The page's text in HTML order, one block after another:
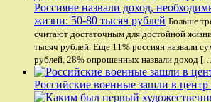
Россияне назвали доход,
жизни: 50-80 тысяч рублей Больше
считают достаточным для достойной
тысяч рублей. Еще 11% россиян назвали
рублей, 28% опрошенных назвали доход
Российские военные зашли в